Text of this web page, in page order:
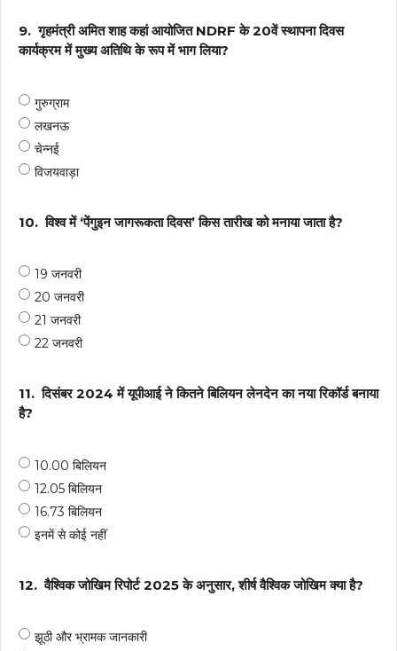
9. गृहमंत्री अमित शाह कहां आयोजित NDRF के 20वें स्थापना दिवस
कार्यक्रम में मुख्य अतिथि के रूप में भाग लिया?
गुरुग्राम
लखनऊ
चेन्नई
विजयवाड़ा
10. विश्व में ‘पेंगुइन जागरूकता दिवस’ किस तारीख को मनाया जाता है?
19 जनवरी
20 जनवरी
21 जनवरी
22 जनवरी
11. दिसंबर 2024 में यूपीआई ने कितने बिलियन लेनदेन का नया रिकॉर्ड बनाया
है?
10.00 बिलियन
12.05 बिलियन
16.73 बिलियन
इनमें से कोई नहीं
12. वैश्विक जोखिम रिपोर्ट 2025 के अनुसार, शीर्ष वैश्विक जोखिम क्या है?
झूठी और भ्रामक जानकारी